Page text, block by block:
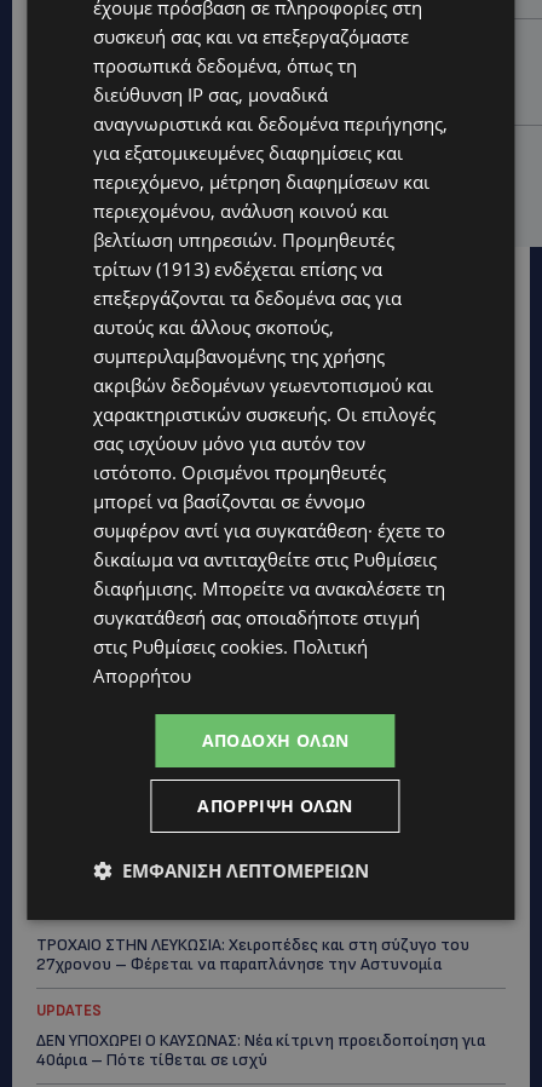
UPDATES
ΔΕΝ ΥΠΟΧΩΡΕΙ Ο ΚΑΥΣΩΝΑΣ: Νέα κίτρινη
προειδοποίηση για 40άρια – Πότε τίθεται σε ισχύ
UPDATES
VIRAL: Κοράκι πήρε στο κυνήγι γυναίκα – Η
απρόσμενη επίθεση καταγράφηκε σε βίντεο
Topics
ΧΩΡΙΣ ΣΩΣΣΙΒΙΟ Η ΘΑΛΑΣΣΙΑ ΣΥΝΔΕΣΗ ΚΥΠΡΟΥ-ΕΛΛΑΔΑΣ:
«Χωρίς επιδότηση το πλοίο δεν θα ξανασηκώσει άγκυρα»
ΜΑΡΙΝΟΣ ΚΩΝΣΤΑΝΤΙΝΙΔΗΣ: Οι πρωτοβουλίες για να
(Βίντεο)
ΤΡΟΧΑΙΟ ΣΤΗΝ ΛΕΥΚΩΣΙΑ: Χειροπέδες και στη σύζυγο του
27χρονου – Φέρεται να παραπλάνησε την Αστυνομία
UPDATES
ΔΕΝ ΥΠΟΧΩΡΕΙ Ο ΚΑΥΣΩΝΑΣ: Νέα κίτρινη προειδοποίηση για
40άρια – Πότε τίθεται σε ισχύ
έχουμε πρόσβαση σε πληροφορίες στη
συσκευή σας και να επεξεργαζόμαστε
προσωπικά δεδομένα, όπως τη
διεύθυνση IP σας, μοναδικά
αναγνωριστικά και δεδομένα περιήγησης,
για εξατομικευμένες διαφημίσεις και
περιεχόμενο, μέτρηση διαφημίσεων και
περιεχομένου, ανάλυση κοινού και
βελτίωση υπηρεσιών. Προμηθευτές
τρίτων (1913) ενδέχεται επίσης να
επεξεργάζονται τα δεδομένα σας για
αυτούς και άλλους σκοπούς,
συμπεριλαμβανομένης της χρήσης
ακριβών δεδομένων γεωεντοπισμού και
χαρακτηριστικών συσκευής. Οι επιλογές
σας ισχύουν μόνο για αυτόν τον
ιστότοπο. Ορισμένοι προμηθευτές
μπορεί να βασίζονται σε έννομο
συμφέρον αντί για συγκατάθεση· έχετε το
δικαίωμα να αντιταχθείτε στις Ρυθμίσεις
διαφήμισης. Μπορείτε να ανακαλέσετε τη
συγκατάθεσή σας οποιαδήποτε στιγμή
στις Ρυθμίσεις cookies. Πολιτική
Απορρήτου
ΑΠΟΔΟΧΉ ΌΛΩΝ
ΑΠΌΡΡΙΨΗ ΌΛΩΝ
ΕΜΦΆΝΙΣΗ ΛΕΠΤΟΜΕΡΕΙΏΝ